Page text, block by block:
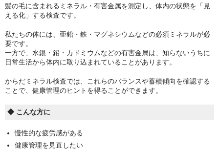
髪の毛に含まれるミネラル・有害金属を測定し、体内の状態を「見
える化」する検査です。
私たちの体には、亜鉛・鉄・マグネシウムなどの必須ミネラルが必
要です。
一方で、水銀・鉛・カドミウムなどの有害金属は、知らないうちに
日常生活から体内に取り込まれていることがあります。
からだミネラル検査では、これらのバランスや蓄積傾向を確認する
ことで、健康管理のヒントを得ることができます。
◆ こんな方に
慢性的な疲労感がある
健康管理を見直したい